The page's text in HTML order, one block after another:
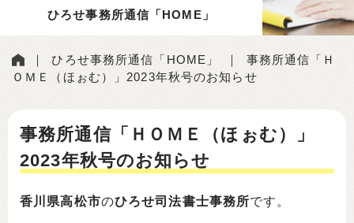
ひろせ事務所通信「HOME」
｜ひろせ事務所通信「HOME」 ｜ 事務所通信「Ｈ
ＯＭＥ（ほぉむ）」2023年秋号のお知らせ
事務所通信「ＨＯＭＥ（ほぉむ）」
2023年秋号のお知らせ
香川県高松市のひろせ司法書士事務所です。